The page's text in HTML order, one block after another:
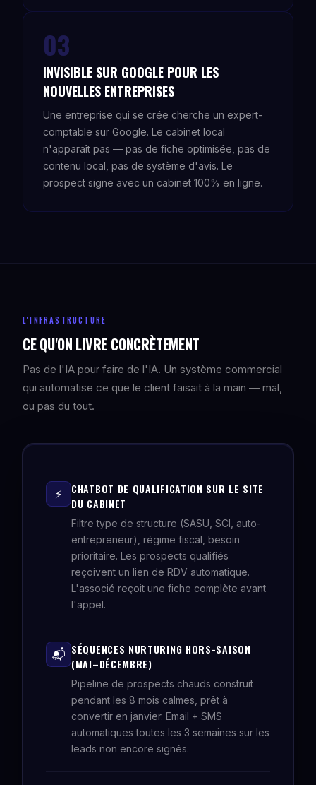
03
INVISIBLE SUR GOOGLE POUR LES
NOUVELLES ENTREPRISES
Une entreprise qui se crée cherche un expert-
comptable sur Google. Le cabinet local
n'apparaît pas — pas de fiche optimisée, pas de
contenu local, pas de système d'avis. Le
prospect signe avec un cabinet 100% en ligne.
L'INFRASTRUCTURE
CE QU'ON LIVRE CONCRÈTEMENT
Pas de l'IA pour faire de l'IA. Un système commercial
qui automatise ce que le client faisait à la main — mal,
ou pas du tout.
⚡
CHATBOT DE QUALIFICATION SUR LE SITE
DU CABINET
Filtre type de structure (SASU, SCI, auto-
entrepreneur), régime fiscal, besoin
prioritaire. Les prospects qualifiés
reçoivent un lien de RDV automatique.
L'associé reçoit une fiche complète avant
l'appel.
📬 SÉQUENCES NURTURING HORS-SAISON
(MAI–DÉCEMBRE)
Pipeline de prospects chauds construit
pendant les 8 mois calmes, prêt à
convertir en janvier. Email + SMS
automatiques toutes les 3 semaines sur les
leads non encore signés.